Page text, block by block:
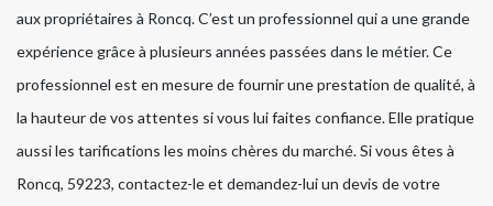
aux propriétaires à Roncq. C’est un professionnel qui a une grande
expérience grâce à plusieurs années passées dans le métier. Ce
professionnel est en mesure de fournir une prestation de qualité, à
la hauteur de vos attentes si vous lui faites confiance. Elle pratique
aussi les tarifications les moins chères du marché. Si vous êtes à
Roncq, 59223, contactez-le et demandez-lui un devis de votre